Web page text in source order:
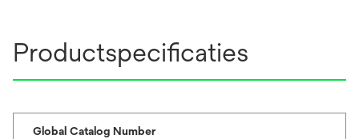
Productspecificaties
Global Catalog Number